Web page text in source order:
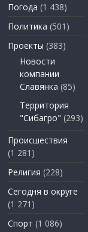
Погода (1 438)
Политика (501)
Проекты (383)
Новости
компании
Славянка (85)
Территория
"Сибагро" (293)
Происшествия
(1 281)
Религия (228)
Сегодня в округе
(1 271)
Спорт (1 086)